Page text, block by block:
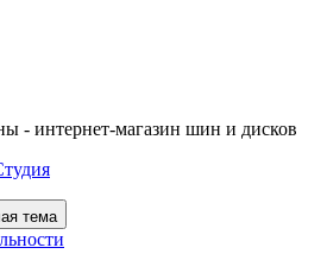
- интернет-магазин шин и дисков
тема